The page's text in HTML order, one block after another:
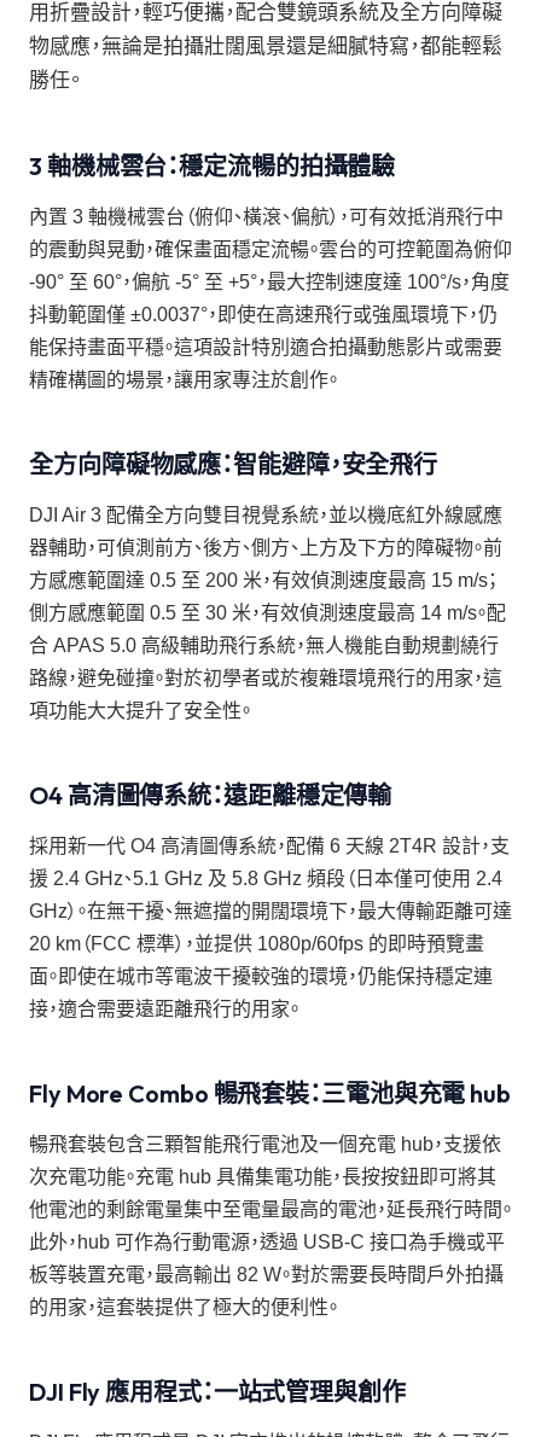
用折疊設計，輕巧便攜，配合雙鏡頭系統及全方向障礙
物感應，無論是拍攝壯闊風景還是細膩特寫，都能輕鬆
勝任。
3 軸機械雲台：穩定流暢的拍攝體驗
內置 3 軸機械雲台（俯仰、橫滾、偏航），可有效抵消飛行中
的震動與晃動，確保畫面穩定流暢。雲台的可控範圍為俯仰
-90° 至 60°，偏航 -5° 至 +5°，最大控制速度達 100°/s，角度
抖動範圍僅 ±0.0037°，即使在高速飛行或強風環境下，仍
能保持畫面平穩。這項設計特別適合拍攝動態影片或需要
精確構圖的場景，讓用家專注於創作。
全方向障礙物感應：智能避障，安全飛行
DJI Air 3 配備全方向雙目視覺系統，並以機底紅外線感應
器輔助，可偵測前方、後方、側方、上方及下方的障礙物。前
方感應範圍達 0.5 至 200 米，有效偵測速度最高 15 m/s；
側方感應範圍 0.5 至 30 米，有效偵測速度最高 14 m/s。配
合 APAS 5.0 高級輔助飛行系統，無人機能自動規劃繞行
路線，避免碰撞。對於初學者或於複雜環境飛行的用家，這
項功能大大提升了安全性。
O4 高清圖傳系統：遠距離穩定傳輸
採用新一代 O4 高清圖傳系統，配備 6 天線 2T4R 設計，支
援 2.4 GHz、5.1 GHz 及 5.8 GHz 頻段（日本僅可使用 2.4
GHz）。在無干擾、無遮擋的開闊環境下，最大傳輸距離可達
20 km（FCC 標準），並提供 1080p/60fps 的即時預覽畫
面。即使在城市等電波干擾較強的環境，仍能保持穩定連
接，適合需要遠距離飛行的用家。
Fly More Combo 暢飛套裝：三電池與充電 hub
暢飛套裝包含三顆智能飛行電池及一個充電 hub，支援依
次充電功能。充電 hub 具備集電功能，長按按鈕即可將其
他電池的剩餘電量集中至電量最高的電池，延長飛行時間。
此外，hub 可作為行動電源，透過 USB-C 接口為手機或平
板等裝置充電，最高輸出 82 W。對於需要長時間戶外拍攝
的用家，這套裝提供了極大的便利性。
DJI Fly 應用程式：一站式管理與創作